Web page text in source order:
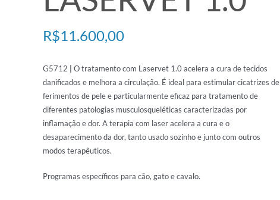
R$11.600,00
G5712
O tratamento com Laservet 1.0 acelera a cura de tecidos
danificados e melhora a circulação. É ideal para estimular cicatrizes de
ferimentos de pele e particularmente eficaz para tratamento de
diferentes patologias musculosqueléticas caracterizadas por
inflamação e dor. A terapia com laser acelera a cura e o
desaparecimento da dor, tanto usado sozinho e junto com outros
modos terapêuticos.
Programas específicos para cão, gato e cavalo.